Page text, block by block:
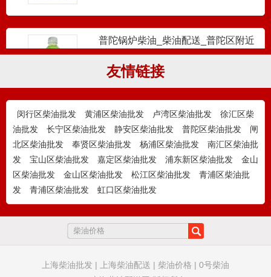
普陀锅炉柴油_柴油配送_普陀区附近
柴油供应
上海柴油网——普陀区锅炉柴油供应与配
送专业服务商 作为深耕...
徐汇锅炉柴油_柴油配送_徐汇区附近
柴油供应
上海柴油网——徐汇区锅炉柴油供应与配
送专业服务商 作为深耕...
静安锅炉柴油_柴油配送_静安区附近
柴油供应
上海柴油网——静安区锅炉柴油供应与配
送专业服务商 作为深耕...
杨浦锅炉柴油_柴油配送_杨浦区附近
友情链接
闵行区柴油批发 黄浦区柴油批发 卢湾区柴油批发
徐汇区柴
油批发
长宁区柴油批发 静安区柴油批发 普陀区柴油批发
闸
北区柴油批发
奉贤区柴油批发 杨浦区柴油批发
南汇区柴油批
发
宝山区柴油批发 嘉定区柴油批发 浦东新区柴油批发
金山
区柴油批发
金山区柴油批发 松江区柴油批发
青浦区柴油批
发
青浦区柴油批发 虹口区柴油批发
上海柴油批发 | 上海柴油配送 | 柴油价格 | 0号柴油